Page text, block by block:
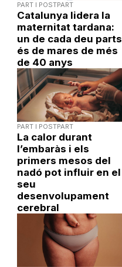
PART I POSTPART
Catalunya lidera la
maternitat tardana:
un de cada deu parts
és de mares de més
de 40 anys
PART I POSTPART
La calor durant
l’embaràs i els
primers mesos del
nadó pot influir en el
seu
desenvolupament
cerebral